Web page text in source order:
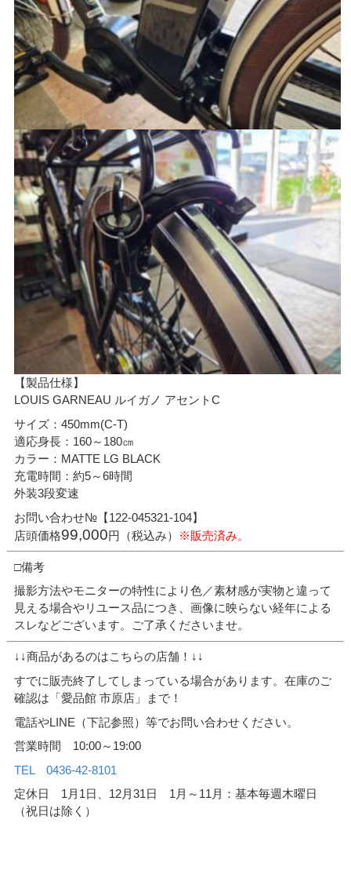
【製品仕様】
LOUIS GARNEAU ルイガノ アセントC
サイズ：450mm(C-T)
適応身長：160～180㎝
カラー：MATTE LG BLACK
充電時間：約5～6時間
外装3段変速
お問い合わせ№【122-045321-104】
店頭価格99,000円（税込み） ※販売済み。
□備考
撮影方法やモニターの特性により色／素材感が実物と違って
見える場合やリユース品につき、画像に映らない経年による
スレなどございます。ご了承くださいませ。
↓↓商品があるのはこちらの店舗！↓↓
すでに販売終了してしまっている場合があります。在庫のご
確認は「愛品館 市原店」まで！
電話やLINE（下記参照）等でお問い合わせください。
営業時間 10:00～19:00
TEL 0436-42-8101
定休日 1月1日、12月31日 1月～11月：基本毎週木曜日
（祝日は除く）